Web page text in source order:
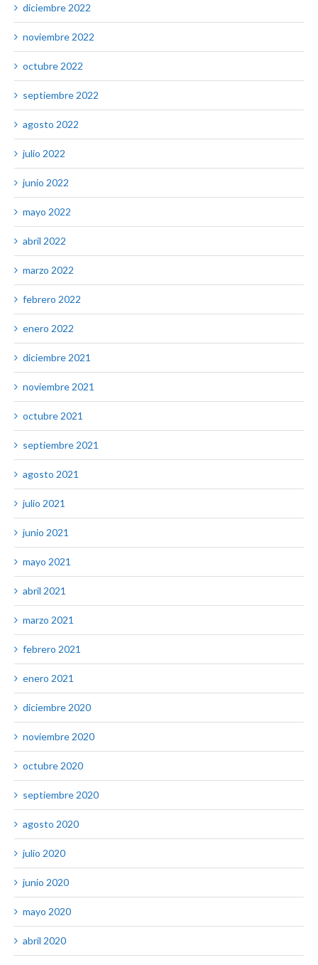
diciembre 2022
noviembre 2022
octubre 2022
septiembre 2022
agosto 2022
julio 2022
junio 2022
mayo 2022
abril 2022
marzo 2022
febrero 2022
enero 2022
diciembre 2021
noviembre 2021
octubre 2021
septiembre 2021
agosto 2021
julio 2021
junio 2021
mayo 2021
abril 2021
marzo 2021
febrero 2021
enero 2021
diciembre 2020
noviembre 2020
octubre 2020
septiembre 2020
agosto 2020
julio 2020
junio 2020
mayo 2020
abril 2020